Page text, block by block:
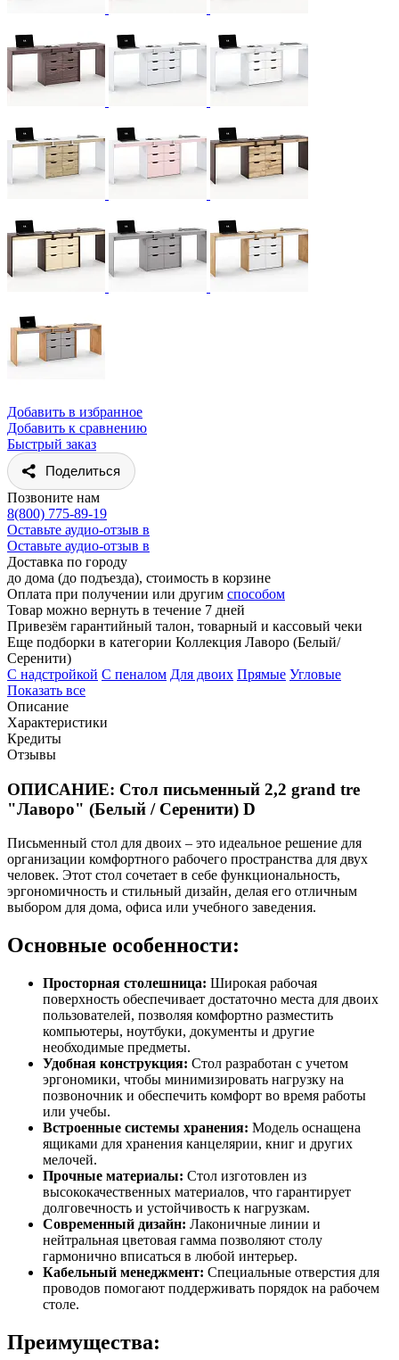
Добавить в избранное
Добавить к сравнению
Быстрый заказ
Поделиться
Позвоните нам
8(800) 775-89-19
Оставьте аудио-отзыв в
Оставьте аудио-отзыв в
Доставка по городу
до дома (до подъезда), стоимость в корзине
Оплата при получении или другим способом
Товар можно вернуть в течение 7 дней
Привезём гарантийный талон, товарный и кассовый чеки
Еще подборки в категории Коллекция Лаворо (Белый/
Серенити)
C надстройкой C пеналом Для двоих Прямые Угловые
Показать все
Описание
Характеристики
Кредиты
Отзывы
ОПИСАНИЕ: Стол письменный 2,2 grand tre
"Лаворо" (Белый / Серенити) D
Письменный стол для двоих – это идеальное решение для
организации комфортного рабочего пространства для двух
человек. Этот стол сочетает в себе функциональность,
эргономичность и стильный дизайн, делая его отличным
выбором для дома, офиса или учебного заведения.
Основные особенности:
Просторная столешница: Широкая рабочая
поверхность обеспечивает достаточно места для двоих
пользователей, позволяя комфортно разместить
компьютеры, ноутбуки, документы и другие
необходимые предметы.
Удобная конструкция: Стол разработан с учетом
эргономики, чтобы минимизировать нагрузку на
позвоночник и обеспечить комфорт во время работы
или учебы.
Встроенные системы хранения: Модель оснащена
ящиками для хранения канцелярии, книг и других
мелочей.
Прочные материалы: Стол изготовлен из
высококачественных материалов, что гарантирует
долговечность и устойчивость к нагрузкам.
Современный дизайн: Лаконичные линии и
нейтральная цветовая гамма позволяют столу
гармонично вписаться в любой интерьер.
Кабельный менеджмент: Специальные отверстия для
проводов помогают поддерживать порядок на рабочем
столе.
Преимущества: